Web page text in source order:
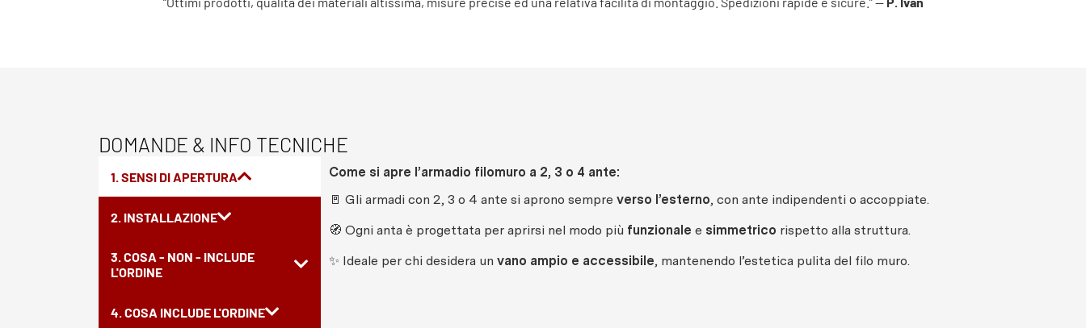
DOMANDE & INFO TECNICHE
1. SENSI DI APERTURA
2. INSTALLAZIONE
3. COSA - NON - INCLUDE
L'ORDINE
4. COSA INCLUDE L'ORDINE
Come si apre l’armadio filomuro a 2, 3 o 4 ante:
🚪 Gli armadi con 2, 3 o 4 ante si aprono sempre verso l’esterno, con ante indipendenti o accoppiate.
🧭 Ogni anta è progettata per aprirsi nel modo più funzionale e simmetrico rispetto alla struttura.
✨ Ideale per chi desidera un vano ampio e accessibile, mantenendo l’estetica pulita del filo muro.